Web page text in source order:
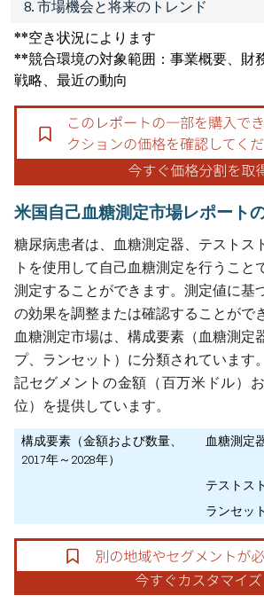
8. 市場機会と将来のトレンド
**空き状況によります
**競合環境の対象範囲：事業概要、財
戦略、最近の動向
米国自己血糖測定市場レポート
糖尿病患者は、血糖測定器、テストス
トを使用して自己血糖測定を行うこと
測定することができます。測定値に基
の効果を調整または確認することがで
血糖測定市場は、構成要素（血糖測定
プ、ランセット）に分類されています
記セグメントの金額（百万米ドル）
位）を提供しています。
構成要素（金額および数量、
2017年～2028年）
血糖測定
テストス
ランセット